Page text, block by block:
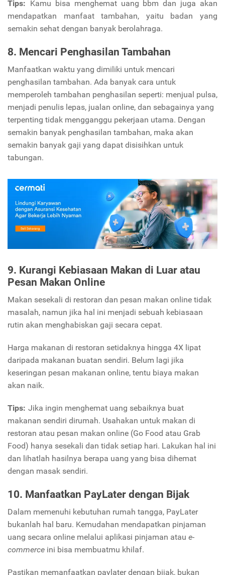
Tips: Kamu bisa menghemat uang bbm dan juga akan
mendapatkan manfaat tambahan, yaitu badan yang
semakin sehat dengan banyak berolahraga.
8. Mencari Penghasilan Tambahan
Manfaatkan waktu yang dimiliki untuk mencari
penghasilan tambahan. Ada banyak cara untuk
memperoleh tambahan penghasilan seperti: menjual pulsa,
menjadi penulis lepas, jualan online, dan sebagainya yang
terpenting tidak mengganggu pekerjaan utama. Dengan
semakin banyak penghasilan tambahan, maka akan
semakin banyak gaji yang dapat disisihkan untuk
tabungan.
9. Kurangi Kebiasaan Makan di Luar atau
Pesan Makan Online
Makan sesekali di restoran dan pesan makan online tidak
masalah, namun jika hal ini menjadi sebuah kebiasaan
rutin akan menghabiskan gaji secara cepat.
Harga makanan di restoran setidaknya hingga 4X lipat
daripada makanan buatan sendiri. Belum lagi jika
keseringan pesan makanan online, tentu biaya makan
akan naik.
Tips: Jika ingin menghemat uang sebaiknya buat
makanan sendiri dirumah. Usahakan untuk makan di
restoran atau pesan makan online (Go Food atau Grab
Food) hanya sesekali dan tidak setiap hari. Lakukan hal ini
dan lihatlah hasilnya berapa uang yang bisa dihemat
dengan masak sendiri.
10. Manfaatkan PayLater dengan Bijak
Dalam memenuhi kebutuhan rumah tangga, PayLater
bukanlah hal baru. Kemudahan mendapatkan pinjaman
uang secara online melalui aplikasi pinjaman atau e-
commerce ini bisa membuatmu khilaf.
Pastikan memanfaatkan paylater dengan bijak, bukan